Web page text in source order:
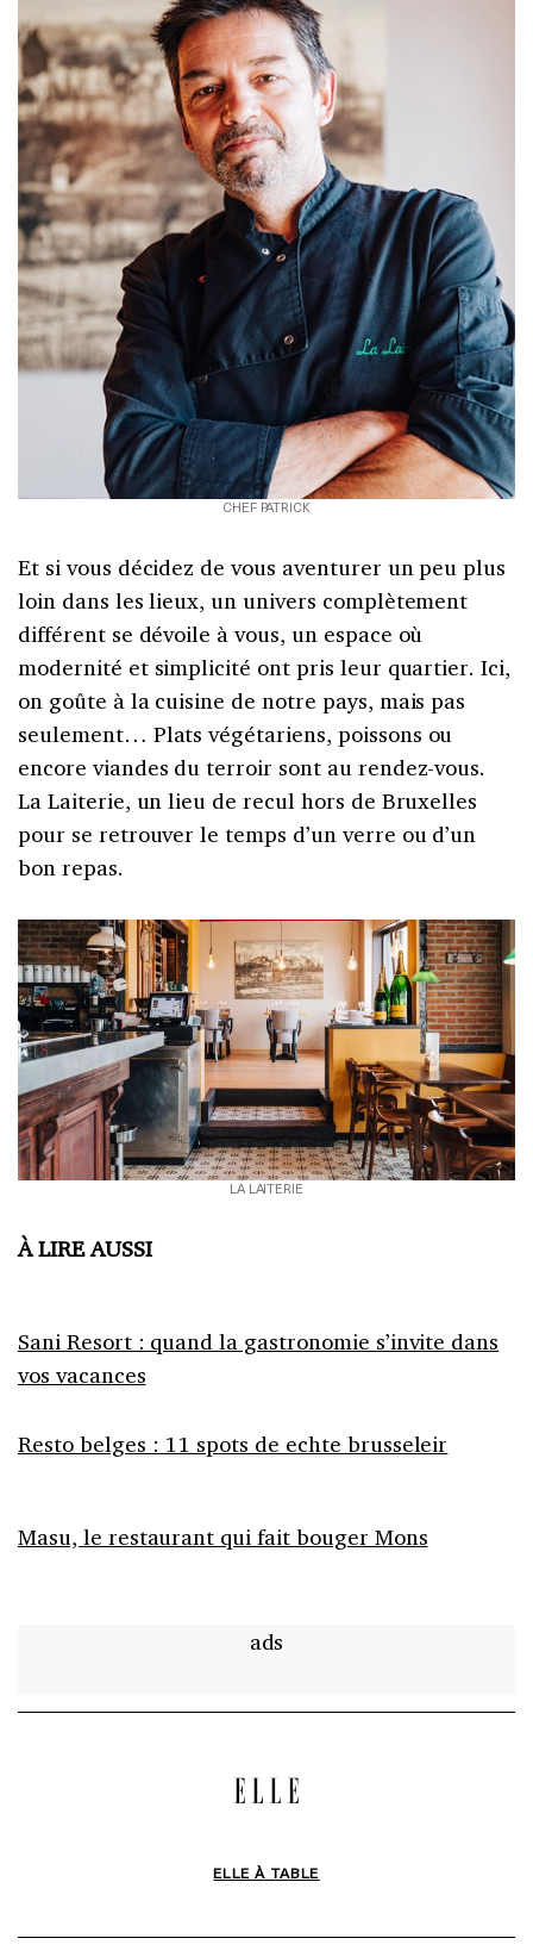
CHEF PATRICK
Et si vous décidez de vous aventurer un peu plus
loin dans les lieux, un univers complètement
différent se dévoile à vous, un espace où
modernité et simplicité ont pris leur quartier. Ici,
on goûte à la cuisine de notre pays, mais pas
seulement… Plats végétariens, poissons ou
encore viandes du terroir sont au rendez-vous.
La Laiterie, un lieu de recul hors de Bruxelles
pour se retrouver le temps d’un verre ou d’un
bon repas.
LA LAITERIE
À LIRE AUSSI
Sani Resort : quand la gastronomie s’invite dans
vos vacances
Resto belges : 11 spots de echte brusseleir
Masu, le restaurant qui fait bouger Mons
ads
ELLE À TABLE